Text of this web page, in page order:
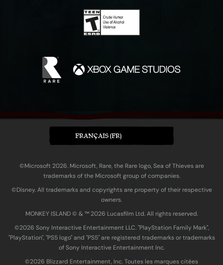
FRANÇAIS (FR)
©Microsoft 2026. Microsoft, Rare, the Rare logo, Sea of Thieves are
trademarks of the Microsoft group of companies.
©Disney. All trademarks and copyrights are property of their respective
owners.
MONKEY ISLAND © & ™ 20‍26 Lucasfilm Ltd. All rights reserved.
©2026 Sony Interactive Entertainment LLC. "PlayStation Family Mark",
"PlayStation", "PS5 logo" and "PS5" are registered trademarks or trademarks
of Sony Interactive Entertainment Inc.
©2026 Blizzard Entertainment, Inc. Toutes les marques citées